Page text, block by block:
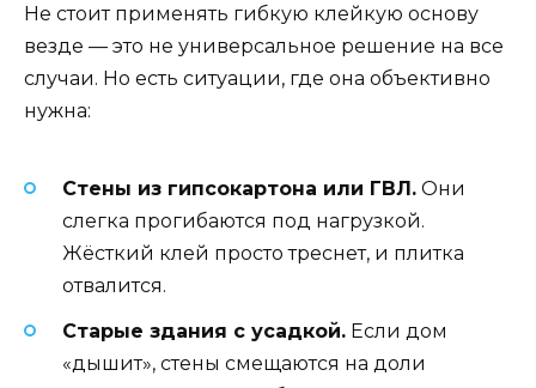
Не стоит применять гибкую клейкую основу
везде — это не универсальное решение на все
случаи. Но есть ситуации, где она объективно
нужна:
Стены из гипсокартона или ГВЛ. Они
слегка прогибаются под нагрузкой.
Жёсткий клей просто треснет, и плитка
отвалится.
Старые здания с усадкой. Если дом
«дышит», стены смещаются на доли